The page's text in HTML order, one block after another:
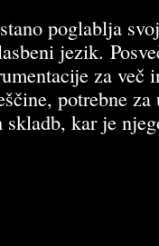
poglablja
jezik.
za več
potrebne za
skladb, kar je